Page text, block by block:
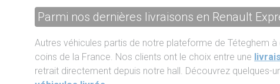
Parmi nos dernières livraisons en Renault
Autres véhicules partis de notre plateforme de Téteghem
coins de la France. Nos clients ont le choix entre une
retrait directement depuis notre hall. Découvrez quelques-